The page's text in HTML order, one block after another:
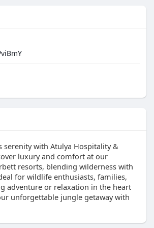
serenity with Atulya Hospitality &
luxury and comfort at our
resorts, blending wilderness with
for wildlife enthusiasts, families,
adventure or relaxation in the heart
unforgettable jungle getaway with